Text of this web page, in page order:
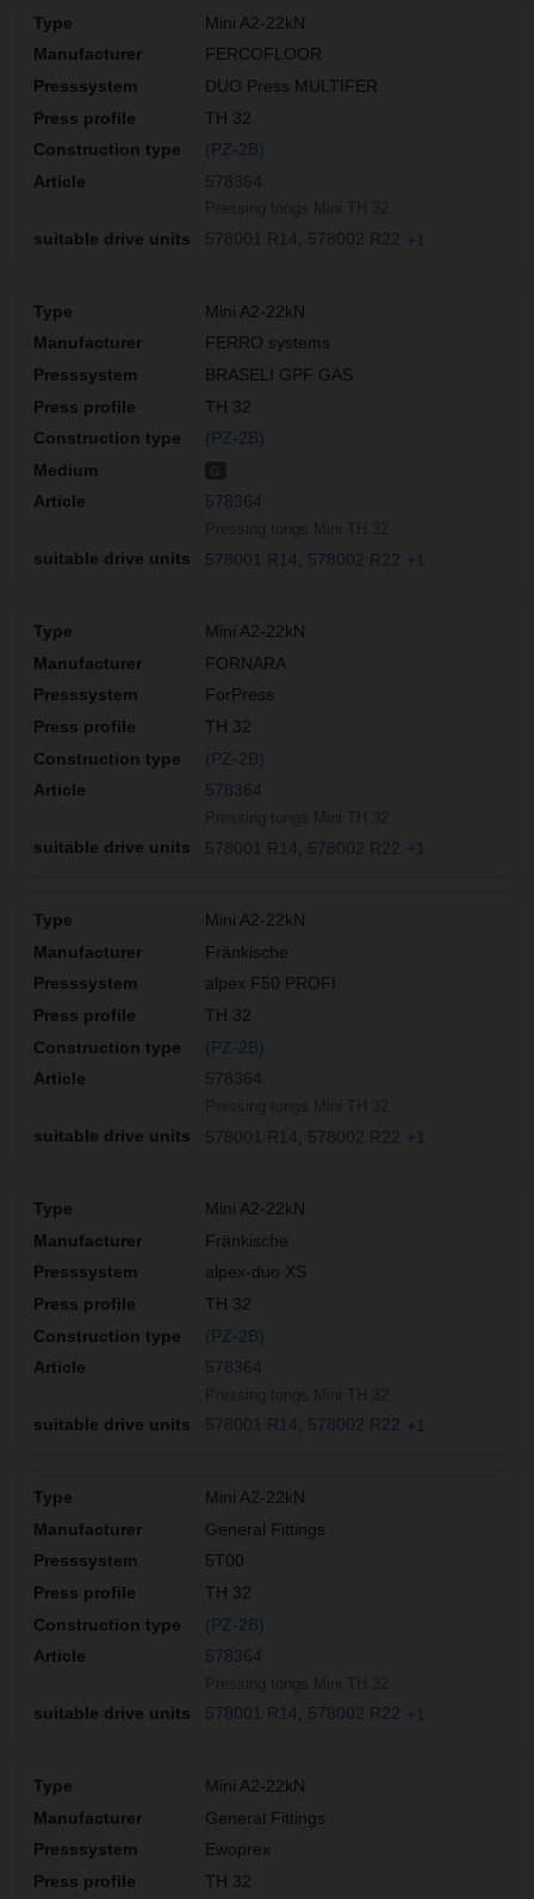
Mini A2-22kN
FERCOFLOOR
DUO Press MULTIFER
TH 32
(PZ-2B)
578364
578001 R14 578002 R22 +1
Mini A2-22kN
FERRO systems
BRASELI GPF GAS
TH 32
(PZ-2B)
578364
578001 R14 578002 R22 +1
Mini A2-22kN
FORNARA
ForPress
TH 32
(PZ-2B)
578364
578001 R14 578002 R22 +1
Mini A2-22kN
Fränkische
alpex F50 PROFI
TH 32
(PZ-2B)
578364
578001 R14 578002 R22 +1
Mini A2-22kN
Fränkische
alpex-duo XS
TH 32
(PZ-2B)
578364
578001 R14 578002 R22 +1
Mini A2-22kN
General Fittings
5T00
TH 32
(PZ-2B)
578364
578001 R14 578002 R22 +1
Mini A2-22kN
General Fittings
Ewoprex
TH 32